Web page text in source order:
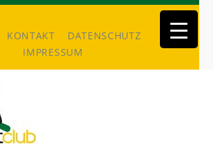
KONTAKT
DATENSCHUTZ
IMPRESSUM